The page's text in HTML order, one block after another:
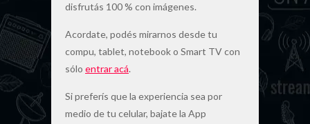
disfrutás 100 % con imágenes.
Acordate, podés mirarnos desde tu
compu, tablet, notebook o Smart TV con
sólo entrar acá.
Si preferís que la experiencia sea por
medio de tu celular, bajate la App